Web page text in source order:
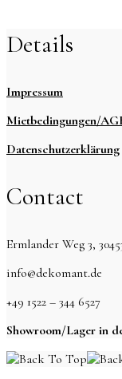
Details
Impressum
Mietbedingungen/
Datenschutzerklärung
Contact
Ermlander Weg 3,
info@dekomant.de
+49 1522 – 344 6527
Showroom/Lager in